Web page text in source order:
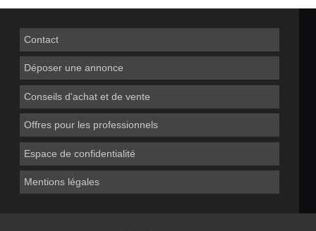
Contact
Déposer une annonce
Conseils d'achat et de vente
Offres pour les professionnels
Espace de confidentialité
Mentions légales